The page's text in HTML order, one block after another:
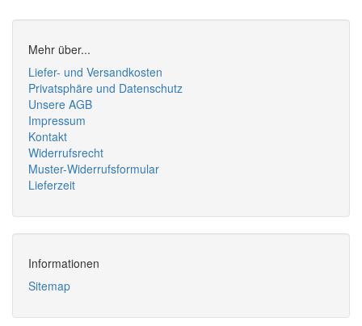
Mehr über...
Liefer- und Versandkosten
Privatsphäre und Datenschutz
Unsere AGB
Impressum
Kontakt
Widerrufsrecht
Muster-Widerrufsformular
Lieferzeit
Informationen
Sitemap